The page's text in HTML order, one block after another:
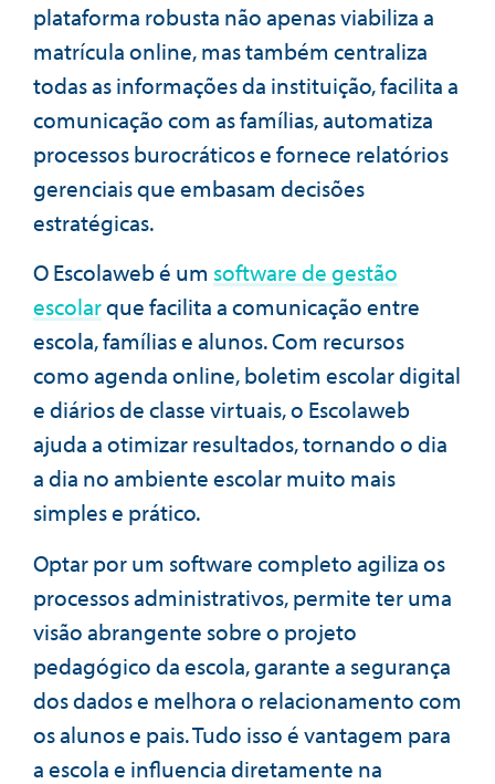
plataforma robusta não apenas viabiliza a
matrícula online, mas também centraliza
todas as informações da instituição, facilita a
comunicação com as famílias, automatiza
processos burocráticos e fornece relatórios
gerenciais que embasam decisões
estratégicas.
O Escolaweb é um software de gestão
escolarque facilita a comunicação entre
escola, famílias e alunos. Com recursos
como agenda online, boletim escolar digital
e diários de classe virtuais, o Escolaweb
ajuda a otimizar resultados, tornando o dia
a dia no ambiente escolar muito mais
simples e prático.
Optar por um software completo agiliza os
processos administrativos, permite ter uma
visão abrangente sobre o projeto
pedagógico da escola, garante a segurança
dos dados e melhora o relacionamento com
os alunos e pais. Tudo isso é vantagem para
a escola e influencia diretamente na